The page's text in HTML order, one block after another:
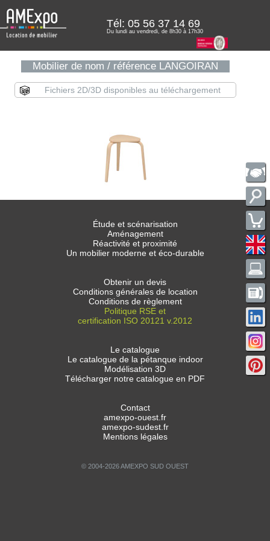
Tél: 05 56 37 14 69
Du lundi au vendredi, de 8h30 à 17h30
Mobilier de nom / référence LANGOIRAN
Fichiers 2D/3D disponibles au téléchargement
Étude et scénarisation
Aménagement
Réactivité et proximité
Un mobilier moderne et éco-durable
Obtenir un devis
Conditions générales de location
Conditions de règlement
Politique RSE et
certification ISO 20121 v.2012
Le catalogue
Le catalogue de la pétanque indoor
Modélisation 3D
Télécharger notre catalogue en PDF
Contact
amexpo-ouest.fr
amexpo-sudest.fr
Mentions légales
© 2004-2026 AMEXPO SUD OUEST